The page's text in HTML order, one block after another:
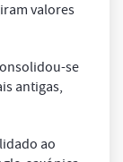
valores
se
antigas,
ao